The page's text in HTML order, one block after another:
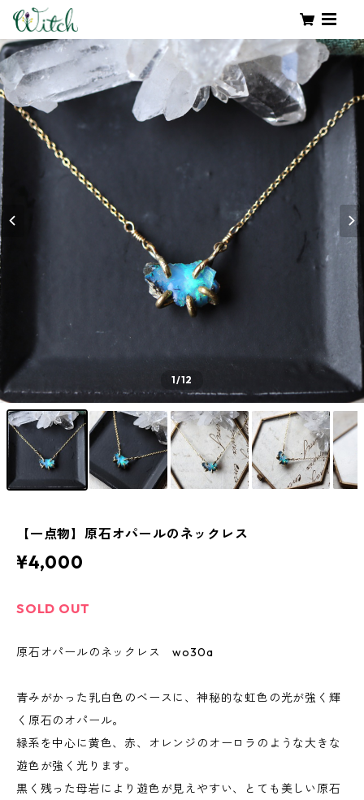
1/12
【一点物】原石オパールのネックレス
¥4,000
SOLD OUT
原石オパールのネックレス wo30a
青みがかった乳白色のベースに、神秘的な虹色の光が強く輝
く原石のオパール。
緑系を中心に黄色、赤、オレンジのオーロラのような大きな
遊色が強く光ります。
黒く残った母岩により遊色が見えやすい、とても美しい原石